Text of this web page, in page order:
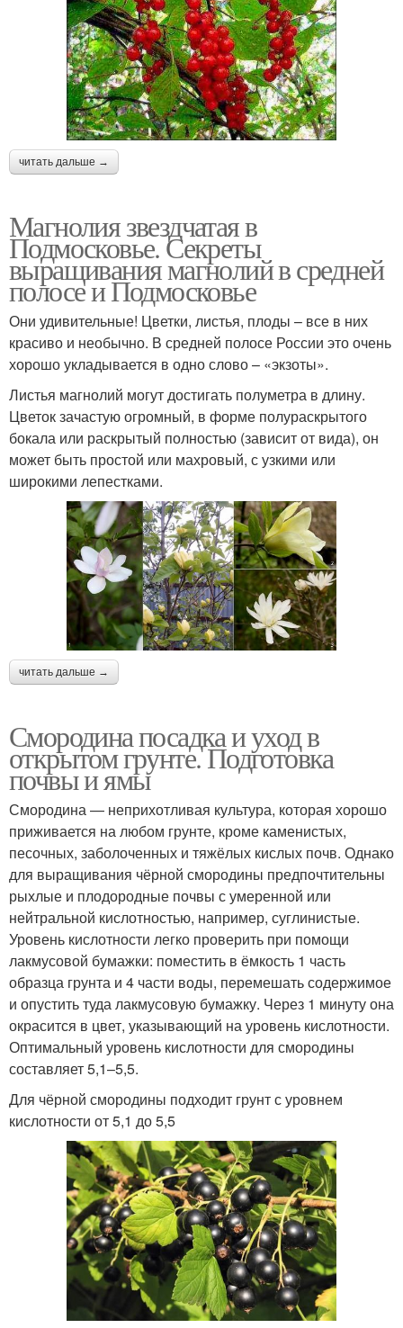
читать дальше →
Магнолия звездчатая в
Подмосковье. Секреты
выращивания магнолий в средней
полосе и Подмосковье
Они удивительные! Цветки, листья, плоды – все в них
красиво и необычно. В средней полосе России это очень
хорошо укладывается в одно слово – «экзоты».
Листья магнолий могут достигать полуметра в длину.
Цветок зачастую огромный, в форме полураскрытого
бокала или раскрытый полностью (зависит от вида), он
может быть простой или махровый, с узкими или
широкими лепестками.
читать дальше →
Смородина посадка и уход в
открытом грунте. Подготовка
почвы и ямы
Смородина — неприхотливая культура, которая хорошо
приживается на любом грунте, кроме каменистых,
песочных, заболоченных и тяжёлых кислых почв. Однако
для выращивания чёрной смородины предпочтительны
рыхлые и плодородные почвы с умеренной или
нейтральной кислотностью, например, суглинистые.
Уровень кислотности легко проверить при помощи
лакмусовой бумажки: поместить в ёмкость 1 часть
образца грунта и 4 части воды, перемешать содержимое
и опустить туда лакмусовую бумажку. Через 1 минуту она
окрасится в цвет, указывающий на уровень кислотности.
Оптимальный уровень кислотности для смородины
составляет 5,1–5,5.
Для чёрной смородины подходит грунт с уровнем
кислотности от 5,1 до 5,5